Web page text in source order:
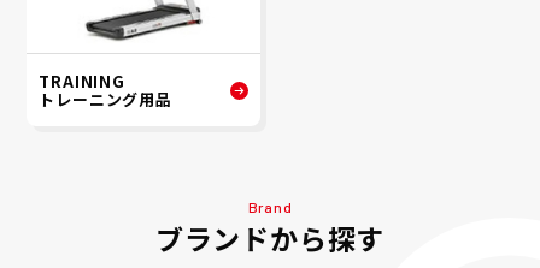
TRAINING
トレーニング用品
Brand
ブランドから探す